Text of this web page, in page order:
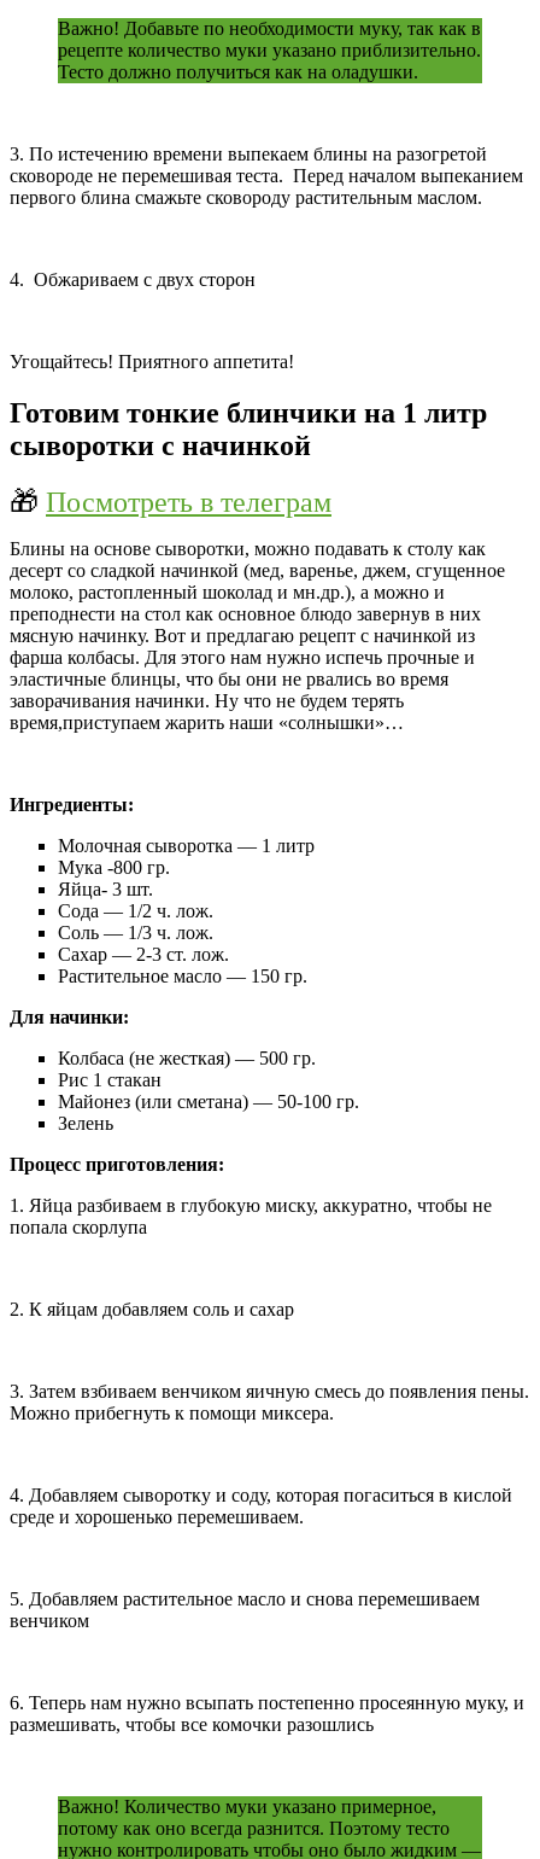
Важно! Добавьте по необходимости муку, так как в
рецепте количество муки указано приблизительно.
Тесто должно получиться как на оладушки.
3. По истечению времени выпекаем блины на разогретой
сковороде не перемешивая теста. Перед началом выпеканием
первого блина смажьте сковороду растительным маслом.
4. Обжариваем с двух сторон
Угощайтесь! Приятного аппетита!
Готовим тонкие блинчики на 1 литр
сыворотки с начинкой
🎁 Посмотреть в телеграм
Блины на основе сыворотки, можно подавать к столу как
десерт со сладкой начинкой (мед, варенье, джем, сгущенное
молоко, растопленный шоколад и мн.др.), а можно и
преподнести на стол как основное блюдо завернув в них
мясную начинку. Вот и предлагаю рецепт с начинкой из
фарша колбасы. Для этого нам нужно испечь прочные и
эластичные блинцы, что бы они не рвались во время
заворачивания начинки. Ну что не будем терять
время,приступаем жарить наши «солнышки»…
Ингредиенты:
Молочная сыворотка — 1 литр
Мука -800 гр.
Яйца- 3 шт.
Сода — 1/2 ч. лож.
Соль — 1/3 ч. лож.
Сахар — 2-3 ст. лож.
Растительное масло — 150 гр.
Для начинки:
Колбаса (не жесткая) — 500 гр.
Рис 1 стакан
Майонез (или сметана) — 50-100 гр.
Зелень
Процесс приготовления:
1. Яйца разбиваем в глубокую миску, аккуратно, чтобы не
попала скорлупа
2. К яйцам добавляем соль и сахар
3. Затем взбиваем венчиком яичную смесь до появления пены.
Можно прибегнуть к помощи миксера.
4. Добавляем сыворотку и соду, которая погаситься в кислой
среде и хорошенько перемешиваем.
5. Добавляем растительное масло и снова перемешиваем
венчиком
6. Теперь нам нужно всыпать постепенно просеянную муку, и
размешивать, чтобы все комочки разошлись
Важно! Количество муки указано примерное,
потому как оно всегда разнится. Поэтому тесто
нужно контролировать чтобы оно было жидким —